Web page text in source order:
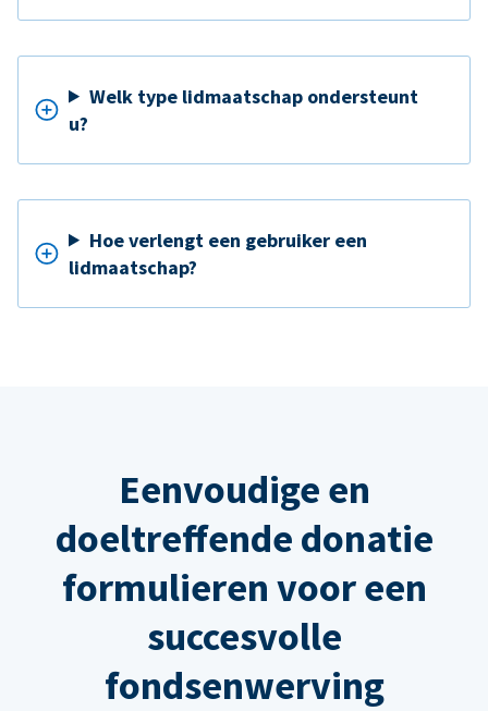
Welk type lidmaatschap ondersteunt
u?
Hoe verlengt een gebruiker een
lidmaatschap?
Eenvoudige en
doeltreffende donatie
formulieren voor een
succesvolle
fondsenwerving